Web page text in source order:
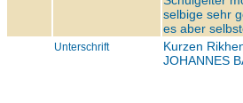
selbige sehr
es aber
Unterschrift Kurzen
JOHANNES